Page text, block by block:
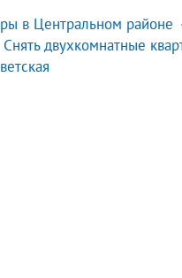
в Центральном районе
Снять двухкомнатные